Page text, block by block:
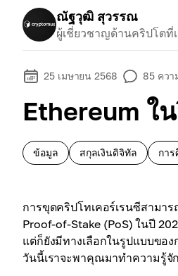
ณัฐวุฒิ สุวรรณ
ผู้เชี่ยวชาญด้านคริปโตที่
25 เมษายน 2568 85 ควา
Ethereum ใ
ข้อมูล สกุลเงินดิจิทัล การ
การขุดคริปโทเคอร์เรนซีสามา
Proof-of-Stake (PoS) ในปี
แต่ก็ยังมีทางเลือกในรูปแบบของ
วันนี้เราจะพาคุณมาทำความรู้จั